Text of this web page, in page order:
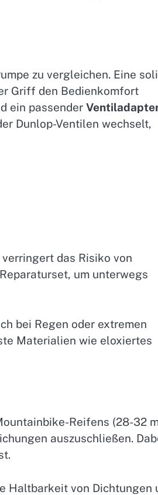
zu vergleichen. Eine
Griff den Bedienkomfort
ein passender
Dunlop-Ventilen wechselt,
das Risiko von
um unterwegs
bei Regen oder extremen
Materialien wie eloxiertes
Reifens (28-32
auszuschließen.
Haltbarkeit von Dichtungen